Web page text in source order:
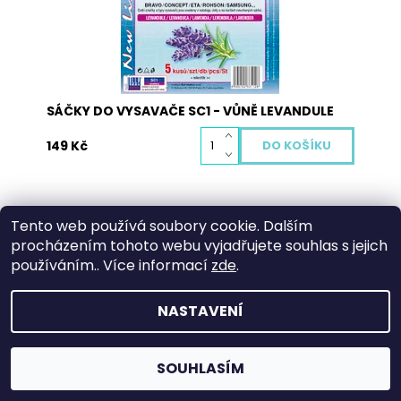
Skladem
3112S
SÁČKY DO VYSAVAČE SC1 - VŮNĚ LEVANDULE
149 Kč
NOVINKA
PRO
Voňavé sáčky do vysavače SC1 MAX
Citron obsahují 4 ks aromatických sáčků z
netkané textilie a mikrofiltr.
Dostupnost:
Skladem
Kód:
3100S
Tento web používá soubory cookie. Dalším
procházením tohoto webu vyjadřujete souhlas s jejich
používáním.. Více informací zde.
NASTAVENÍ
SOUHLASÍM